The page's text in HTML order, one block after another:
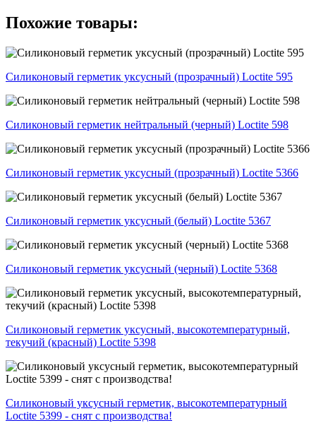
Похожие товары:
Силиконовый герметик уксусный (прозрачный) Loctite 595
Силиконовый герметик нейтральный (черный) Loctite 598
Силиконовый герметик уксусный (прозрачный) Loctite 5366
Силиконовый герметик уксусный (белый) Loctite 5367
Силиконовый герметик уксусный (черный) Loctite 5368
Силиконовый герметик уксусный, высокотемпературный,
текучий (красный) Loctite 5398
Силиконовый уксусный герметик, высокотемпературный
Loctite 5399 - снят с производства!